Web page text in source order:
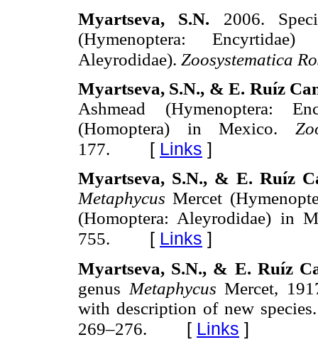
Myartseva, S.N. 2006.
(Hymenoptera:
Aleyrodidae). Zoosystematica
Myartseva, S.N., & E. Ruíz
Ashmead (Hymenoptera:
(Homoptera) in Mexico.
177. [ Links ]
Myartseva, S.N., & E. Ruíz
MetaphycusMercet
(Homoptera: Aleyrodidae) in
755. [ Links ]
Myartseva, S.N., & E. Ruíz
genus MetaphycusMercet,
with description of new
269–276. [ Links ]